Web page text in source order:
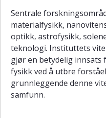
Sentrale
materialfysikk,
optikk, astrofysikk,
teknologi. Instituttets
gjør en betydelig
fysikk ved å utbre
grunnleggende denne
samfunn.